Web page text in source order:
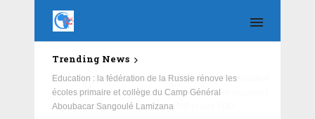
Trending News
Education : la fédération de la Russie rénove les
écoles primaire et collège du Camp Général
Aboubacar Sangoulé Lamizana